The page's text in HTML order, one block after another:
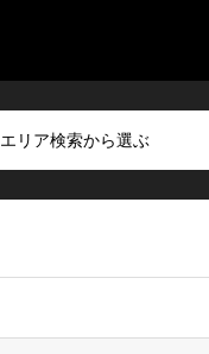
エリア検索から選ぶ